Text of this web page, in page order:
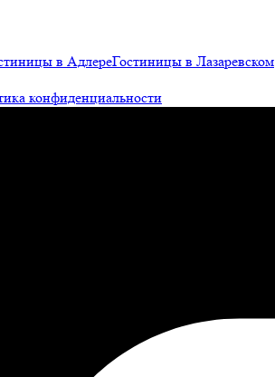
в АдлереГостиницы в Лазаревском
конфиденциальности